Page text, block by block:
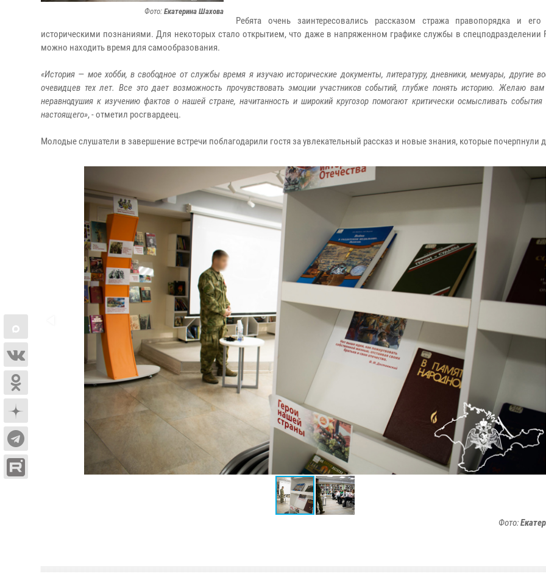
Фото: Екатерина Шахова
Ребята очень заинтересовались рассказом стража правопорядка и его
историческими познаниями. Для некоторых стало открытием, что даже в напряженном графике службы в спецподразделении
можно находить время для самообразования.
«История — мое хобби, в свободное от службы время я изучаю исторические документы, литературу, дневники, мемуары, другие
очевидцев тех лет. Все это дает возможность прочувствовать эмоции участников событий, глубже понять историю. Желаю вам
неравнодушия к изучению фактов о нашей стране, начитанность и широкий кругозор помогают критически осмысливать
настоящего», - отметил росгвардеец.
Молодые слушатели в завершение встречи поблагодарили гостя за увлекательный рассказ и новые знания, которые почерпнули
Фото: